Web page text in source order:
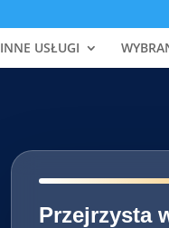
INNE USŁUGI
━━━━━━━━━━━━━━━━━━━━━━━━━━━━
Przejrzysta